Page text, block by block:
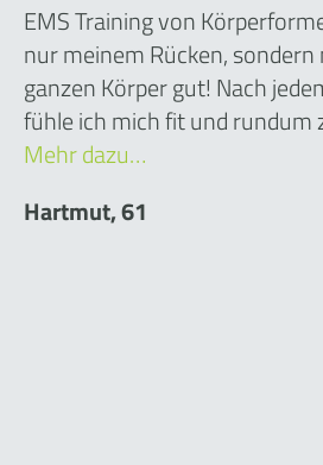
EMS Training von
nur meinem Rücken,
ganzen Körper gut! Nach
fühle ich mich fit und rundum
Mehr dazu…
Hartmut, 61